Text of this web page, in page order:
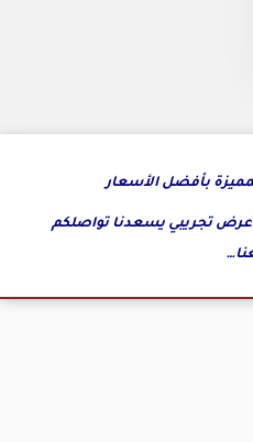
بأفضل الأسعار
تجريبي يسعدنا تواصلكم